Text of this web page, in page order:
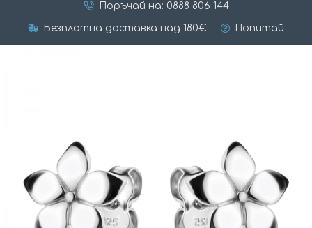
Поръчай на: 0888 806 144
Безплатна доставка над 180€ Попитай